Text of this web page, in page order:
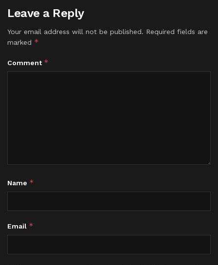
Leave a Reply
Your email address will not be published. Required fields are
marked *
Comment *
Name *
Email *